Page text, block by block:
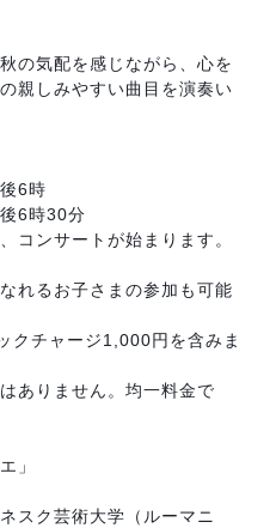
の気配を感じながら、心を
親しみやすい曲目を演奏い
6 時
6 時30分
サートが始まります。
るお子さまの参加も可能
クチャージ1,000 円を含みま
ません。均一料金で
」
ク芸術大学（ルーマニ